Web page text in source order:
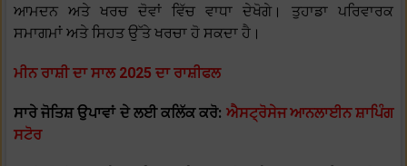
ਆਮਦਨ ਅਤੇ ਖਰਚ ਦੋਵਾਂ ਵਿੱਚ ਵਾਧਾ ਦੇਖੋਗੇ। ਤੁਹਾਡਾ ਪਰਿਵਾਰਕ
ਸਮਾਗਮਾਂ ਅਤੇ ਸਿਹਤ ਉੱਤੇ ਖਰਚਾ ਹੋ ਸਕਦਾ ਹੈ।
ਮੀਨ ਰਾਸ਼ੀ ਦਾ ਸਾਲ 2025 ਦਾ ਰਾਸ਼ੀਫਲ
ਸਾਰੇ ਜੋਤਿਸ਼ ਉਪਾਵਾਂ ਦੇ ਲਈ ਕਲਿੱਕ ਕਰੋ: ਐਸਟ੍ਰੋਸੇਜ ਆਨਲਾਈਨ ਸ਼ਾਪਿੰਗ
ਸਟੋਰ